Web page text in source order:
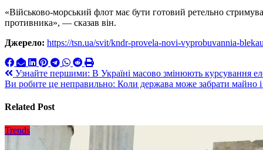
«Військово-морський флот має бути готовий ретельно
противника», — сказав він.
Джерело: https://tsn.ua/svit/kndr-provela-novi-vyprobuvannia-
Навигация
по
записям
Узнайте першими: В Україні масово змінюють курсування
Ви робите це неправильно: Коли держава може забрати майно
Related Post
Trends